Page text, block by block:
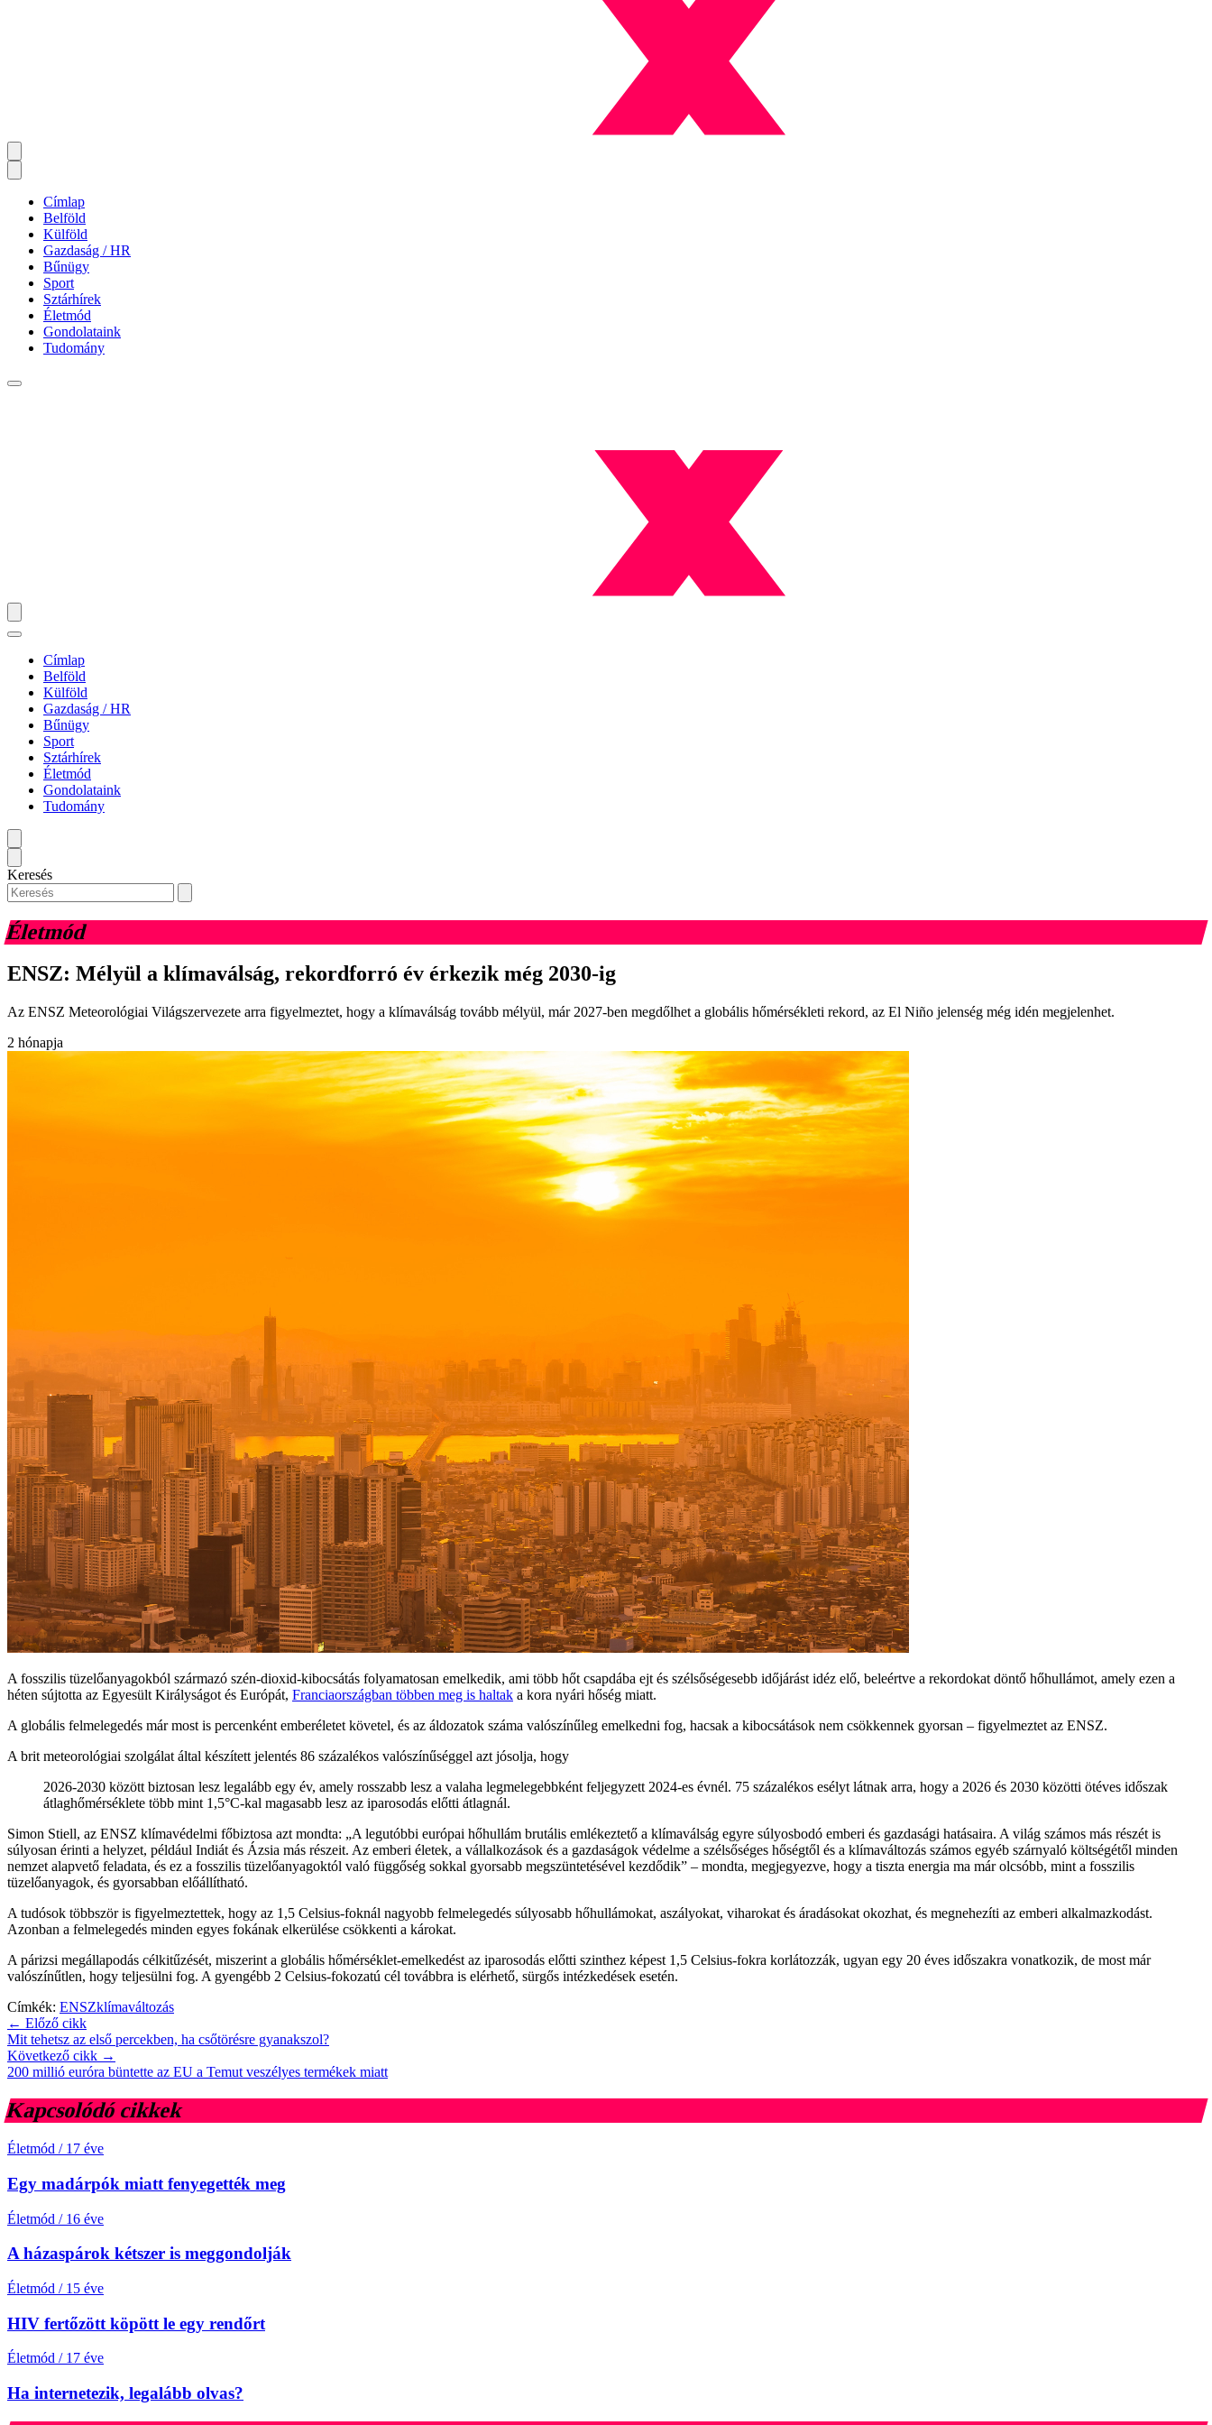
Címlap
Belföld
Külföld
Gazdaság / HR
Bűnügy
Sport
Sztárhírek
Életmód
Gondolataink
Tudomány
Címlap
Belföld
Külföld
Gazdaság / HR
Bűnügy
Sport
Sztárhírek
Életmód
Gondolataink
Tudomány
Keresés
Életmód
ENSZ: Mélyül a klímaválság, rekordforró év érkezik még 2030-ig
Az ENSZ Meteorológiai Világszervezete arra figyelmeztet, hogy a klímaválság tovább mélyül, már 2027-ben megdőlhet a globális hőmérsékleti rekord, az El Niño jelenség még idén megjelenhet.
2 hónapja
A fosszilis tüzelőanyagokból származó szén-dioxid-kibocsátás folyamatosan emelkedik, ami több hőt csapdába ejt és szélsőségesebb időjárást idéz elő, beleértve a rekordokat döntő hőhullámot, amely ezen a
héten sújtotta az Egyesült Királyságot és Európát, Franciaországban többen meg is haltak a kora nyári hőség miatt.
A globális felmelegedés már most is percenként emberéletet követel, és az áldozatok száma valószínűleg emelkedni fog, hacsak a kibocsátások nem csökkennek gyorsan – figyelmeztet az ENSZ.
A brit meteorológiai szolgálat által készített jelentés 86 százalékos valószínűséggel azt jósolja, hogy
2026-2030 között biztosan lesz legalább egy év, amely rosszabb lesz a valaha legmelegebbként feljegyzett 2024-es évnél. 75 százalékos esélyt látnak arra, hogy a 2026 és 2030 közötti ötéves időszak
átlaghőmérséklete több mint 1,5°C-kal magasabb lesz az iparosodás előtti átlagnál.
Simon Stiell, az ENSZ klímavédelmi főbiztosa azt mondta: „A legutóbbi európai hőhullám brutális emlékeztető a klímaválság egyre súlyosbodó emberi és gazdasági hatásaira. A világ számos más részét is
súlyosan érinti a helyzet, például Indiát és Ázsia más részeit. Az emberi életek, a vállalkozások és a gazdaságok védelme a szélsőséges hőségtől és a klímaváltozás számos egyéb szárnyaló költségétől minden
nemzet alapvető feladata, és ez a fosszilis tüzelőanyagoktól való függőség sokkal gyorsabb megszüntetésével kezdődik” – mondta, megjegyezve, hogy a tiszta energia ma már olcsóbb, mint a fosszilis
tüzelőanyagok, és gyorsabban előállítható.
A tudósok többször is figyelmeztettek, hogy az 1,5 Celsius-foknál nagyobb felmelegedés súlyosabb hőhullámokat, aszályokat, viharokat és áradásokat okozhat, és megnehezíti az emberi alkalmazkodást.
Azonban a felmelegedés minden egyes fokának elkerülése csökkenti a károkat.
A párizsi megállapodás célkitűzését, miszerint a globális hőmérséklet-emelkedést az iparosodás előtti szinthez képest 1,5 Celsius-fokra korlátozzák, ugyan egy 20 éves időszakra vonatkozik, de most már
valószínűtlen, hogy teljesülni fog. A gyengébb 2 Celsius-fokozatú cél továbbra is elérhető, sürgős intézkedések esetén.
Címkék: ENSZklímaváltozás
← Előző cikk
Mit tehetsz az első percekben, ha csőtörésre gyanakszol?
Következő cikk →
200 millió euróra büntette az EU a Temut veszélyes termékek miatt
Kapcsolódó cikkek
Életmód / 17 éve
Egy madárpók miatt fenyegették meg
Életmód / 16 éve
A házaspárok kétszer is meggondolják
Életmód / 15 éve
HIV fertőzött köpött le egy rendőrt
Életmód / 17 éve
Ha internetezik, legalább olvas?